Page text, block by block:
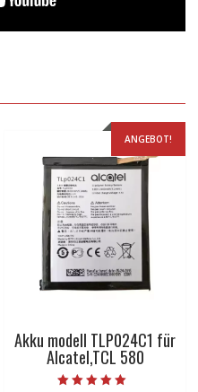
ANGEBOT!
Akku modell TLP024C1 für
Alcatel,TCL 580